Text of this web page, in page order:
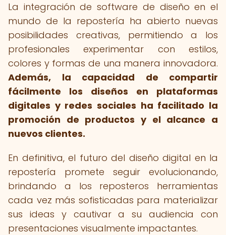
La integración de software de diseño en el
mundo de la repostería ha abierto nuevas
posibilidades creativas, permitiendo a los
profesionales experimentar con estilos,
colores y formas de una manera innovadora.
Además, la capacidad de compartir
fácilmente los diseños en plataformas
digitales y redes sociales ha facilitado la
promoción de productos y el alcance a
nuevos clientes.
En definitiva, el futuro del diseño digital en la
repostería promete seguir evolucionando,
brindando a los reposteros herramientas
cada vez más sofisticadas para materializar
sus ideas y cautivar a su audiencia con
presentaciones visualmente impactantes.